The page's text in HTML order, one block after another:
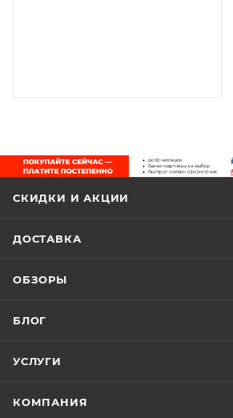
СКИДКИ И АКЦИИ
ДОСТАВКА
ОБЗОРЫ
БЛОГ
УСЛУГИ
КОМПАНИЯ